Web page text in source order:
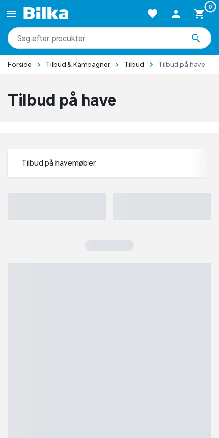
0
produkter
Forside Tilbud & Kampagner Tilbud Tilbud på have
Tilbud på have
Tilbud på havemøbler